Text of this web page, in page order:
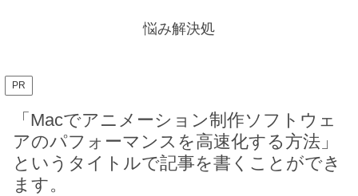
悩み解決処
PR
「Macでアニメーション制作ソフトウェ
アのパフォーマンスを高速化する方法」
というタイトルで記事を書くことができ
ます。